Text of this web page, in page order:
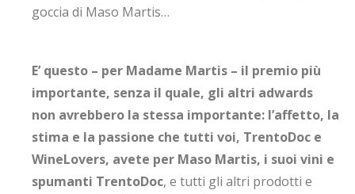
goccia di Maso Martis…
E’ questo – per Madame Martis – il premio più
importante, senza il quale, gli altri adwards
non avrebbero la stessa importante: l’affetto, la
stima e la passione che tutti voi, TrentoDoc e
WineLovers, avete per Maso Martis, i suoi vini e
spumanti TrentoDoc, e tutti gli altri prodotti e